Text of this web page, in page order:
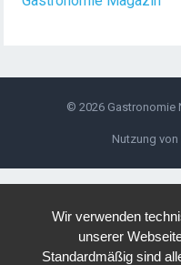
© 2026Gastronomie
Nutzung von
Wir verwenden
unserer
Standardmäßig sind